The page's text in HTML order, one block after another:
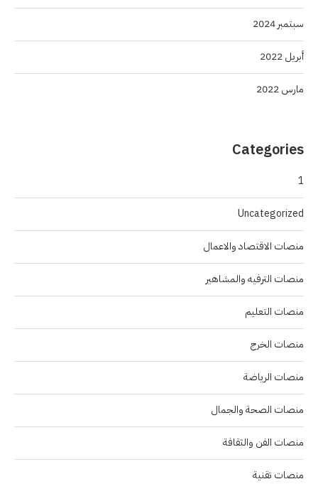
سبتمبر 2024
أبريل 2022
مارس 2022
Categories
1
Uncategorized
منصات الاقتصاد والاعمال
منصات الترفيه والمشاهير
منصات التعليم
منصات الخرج
منصات الرياضة
منصات الصحة والجمال
منصات الفن والثقافة
منصات تقنية